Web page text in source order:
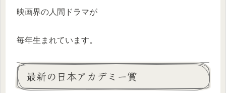
映画界の人間ドラマが
毎年生まれています。
最新の日本アカデミー賞